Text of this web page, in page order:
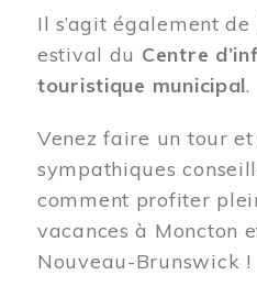
Il s’agit également de
estival du Centre
touristique municipal.
Venez faire un tour
sympathiques
comment profiter
vacances à Moncton
Nouveau-Brunswick !